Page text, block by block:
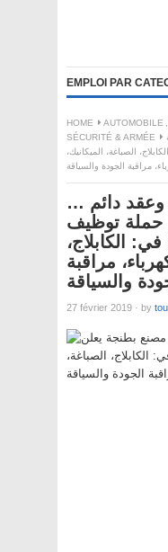
EMPLOI PAR
HOME AUTOMOBILE ,
SÉCURITÉ & ARMÉE
وشابة في: الكابلاج، الصباغة، الميكانيك،
مراقبة الجودة والسياقة
درهم وعقد دائم …
حملة توظيف
في: الكابلاج،
مراقبة
والسياقة
27 février 2019 · by